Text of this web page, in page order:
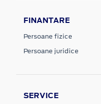
FINANTARE
Persoane fizice
Persoane juridice
SERVICE